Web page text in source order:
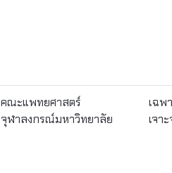
คณะแพทยศาสตร์
จุฬาลงกรณ์มหาวิทยาลัย
เฉพ
เจา